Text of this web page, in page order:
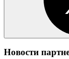
Новости